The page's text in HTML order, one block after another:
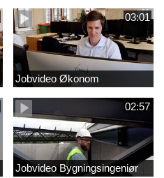
03:01
Jobvideo Økonom
02:57
Jobvideo Bygningsingeniør